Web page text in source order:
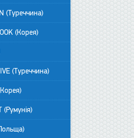
(Туреччина)
(Корея)
(Туреччина)
(Румунія)